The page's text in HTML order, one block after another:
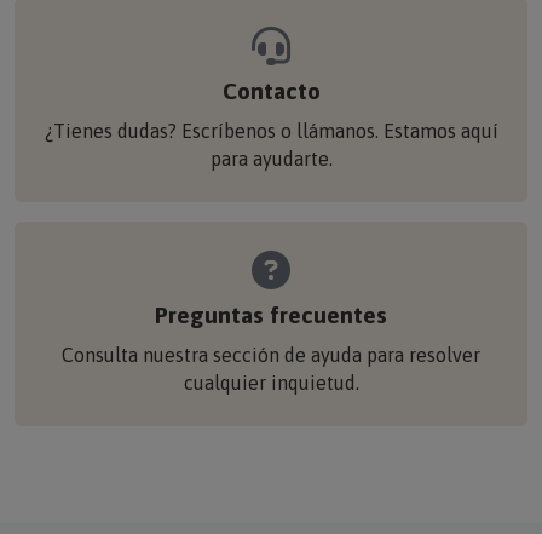
Contacto
¿Tienes dudas? Escríbenos o llámanos. Estamos aquí
para ayudarte.
Preguntas frecuentes
Consulta nuestra sección de ayuda para resolver
cualquier inquietud.